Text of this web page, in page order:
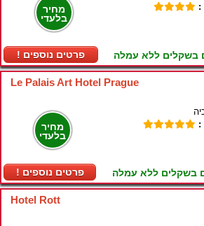
מחיר
בלעדי
! פרטים נוספים
:
בשקלים ללא עמלה
Le Palais Art Hotel Prague
מחיר
בלעדי
! פרטים נוספים
:
בשקלים ללא עמלה
Hotel Rott